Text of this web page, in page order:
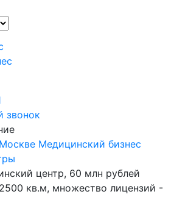
звонок
Медицинский бизнес